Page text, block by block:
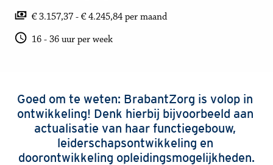
€ 3.157,37 - € 4.245,84 per maand
16 - 36 uur per week
Goed om te weten: BrabantZorg is volop in
ontwikkeling! Denk hierbij bijvoorbeeld aan
actualisatie van haar functiegebouw,
leiderschapsontwikkeling en
doorontwikkeling opleidingsmogelijkheden.